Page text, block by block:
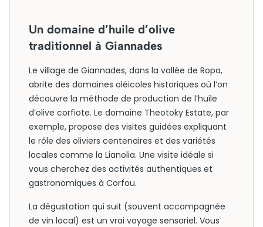
Un domaine d’huile d’olive
traditionnel à Giannades
Le village de Giannades, dans la vallée de Ropa,
abrite des domaines oléicoles historiques où l’on
découvre la méthode de production de l’huile
d’olive corfiote. Le domaine Theotoky Estate, par
exemple, propose des visites guidées expliquant
le rôle des oliviers centenaires et des variétés
locales comme la Lianolia. Une visite idéale si
vous cherchez des activités authentiques et
gastronomiques à Corfou.
La dégustation qui suit (souvent accompagnée
de vin local) est un vrai voyage sensoriel. Vous